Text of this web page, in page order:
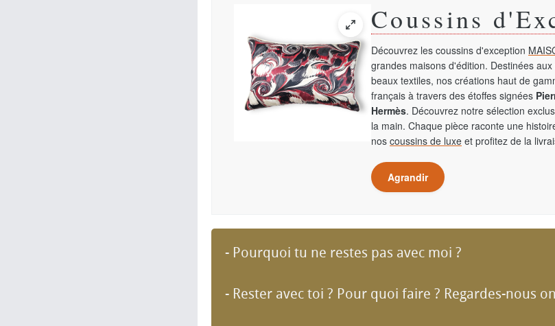
Coussins
Découvrez les coussins d'exception
grandes maisons d'édition. Destinées
beaux textiles, nos créations haut de
français à travers des étoffes signées
Hermès. Découvrez notre sélection
la main. Chaque pièce raconte une
nos coussins de luxe et profitez de la
Agrandir
- Pourquoi tu ne restes pas avec moi ?
- Rester avec toi ? Pour quoi faire ? Regardes-nous